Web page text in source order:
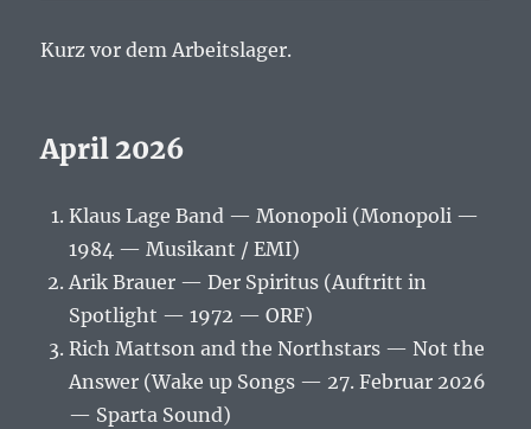
Kurz vor dem Arbeitslager.
April 2026
Klaus Lage Band — Monopoli (Monopoli —
1984 — Musikant / EMI)
Arik Brauer — Der Spiritus (Auftritt in
Spotlight — 1972 — ORF)
Rich Mattson and the Northstars — Not the
Answer (Wake up Songs — 27. Februar 2026
— Sparta Sound)